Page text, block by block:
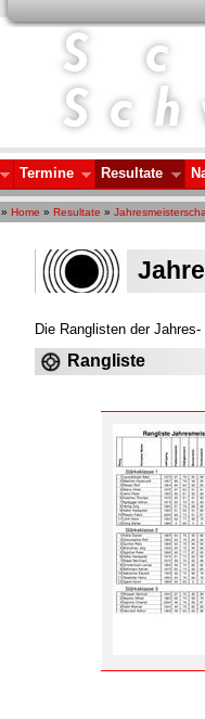
Termine Resultate
» Home » Resultate »
Die Ranglisten der
Rangliste